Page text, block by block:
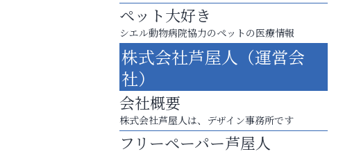
「この学校に出会えて、本当によかった。」
阪神相続相談協会
ペット大好き
シエル動物病院協力のペットの医療情報
株式会社芦屋人（運営会
社）
会社概要
株式会社芦屋人は、デザイン事務所です
フリーペーパー芦屋人